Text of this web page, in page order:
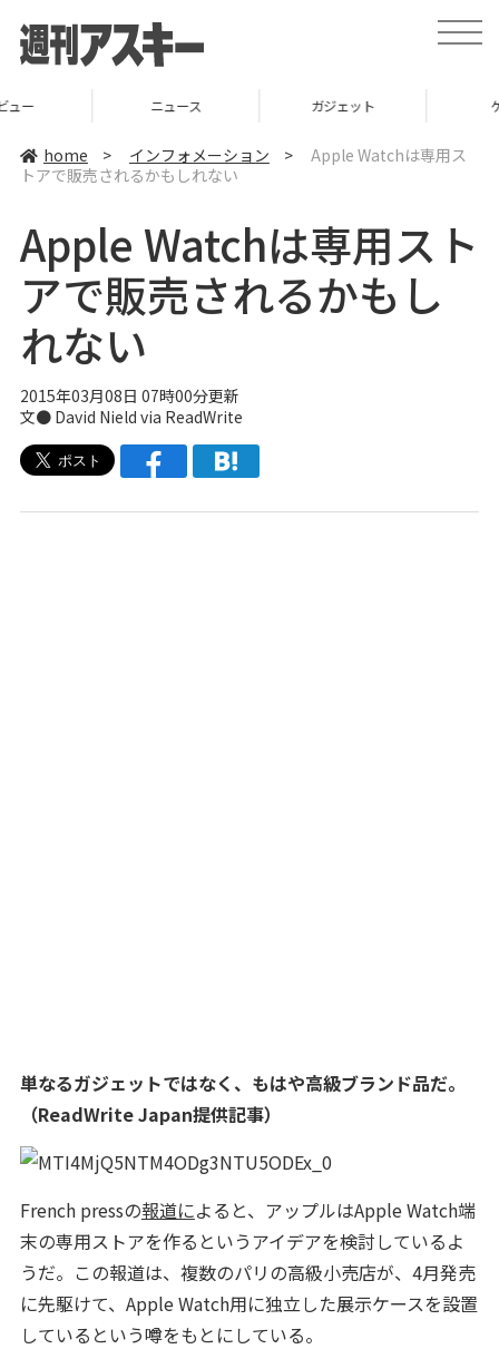
t
o
v
i
home > インフォメーション >
Apple Watchは専用ス
トアで販売されるかもしれない
Apple Watchは専用スト
アで販売されるかもし
れない
2015年03月08日 07時00分更新
文● David Nield via ReadWrite
単なるガジェットではなく、もはや高級ブランド品だ。
（ReadWrite Japan提供記事）
French pressの報道によると、アップルはApple Watch端
末の専用ストアを作るというアイデアを検討しているよ
うだ。この報道は、複数のパリの高級小売店が、4月発売
に先駆けて、Apple Watch用に独立した展示ケースを設置
しているという噂をもとにしている。